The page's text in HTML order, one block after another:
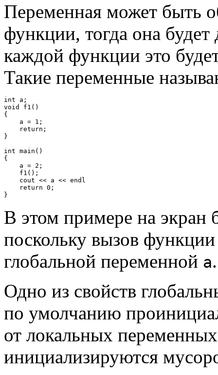
Переменная может быть
функции, тогда она
каждой функции это
Такие переменные
int a;
void f1()
{
    a = 1;
    return;
}
int main()
{
    a = 2;
    f1();
    cout << a << endl
    return 0;
В этом примере на экран
поскольку вызов
глобальной переменной a.
Одно из свойств
по умолчанию
от локальных
инициализируются